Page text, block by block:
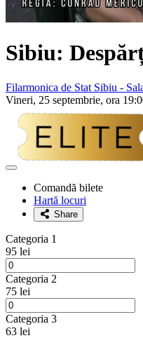
Sibiu:
Filarmonica de Stat Sibiu -
Vineri, 25 septembrie, ora
Adaugă
favoriteComandă bilete
Hartă locuri
Share
Categoria 1
95 lei
Categoria 2
75 lei
Categoria 3
63 lei